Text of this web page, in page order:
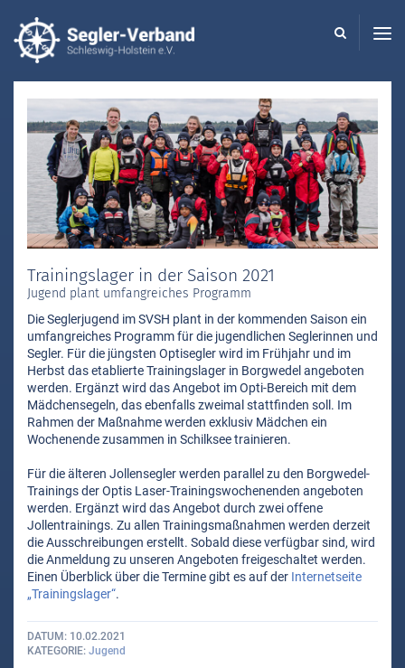
Trainingslager in der Saison 2021
Jugend plant umfangreiches Programm
Die Seglerjugend im SVSH plant in der kommenden Saison ein
umfangreiches Programm für die jugendlichen Seglerinnen und
Segler. Für die jüngsten Optisegler wird im Frühjahr und im
Herbst das etablierte Trainingslager in Borgwedel angeboten
werden. Ergänzt wird das Angebot im Opti-Bereich mit dem
Mädchensegeln, das ebenfalls zweimal stattfinden soll. Im
Rahmen der Maßnahme werden exklusiv Mädchen ein
Wochenende zusammen in Schilksee trainieren.
Für die älteren Jollensegler werden parallel zu den Borgwedel-
Trainings der Optis Laser-Trainingswochenenden angeboten
werden. Ergänzt wird das Angebot durch zwei offene
Jollentrainings. Zu allen Trainingsmaßnahmen werden derzeit
die Ausschreibungen erstellt. Sobald diese verfügbar sind, wird
die Anmeldung zu unseren Angeboten freigeschaltet werden.
Einen Überblick über die Termine gibt es auf der Internetseite
„Trainingslager“.
DATUM
10.02.2021
KATEGORIE Jugend